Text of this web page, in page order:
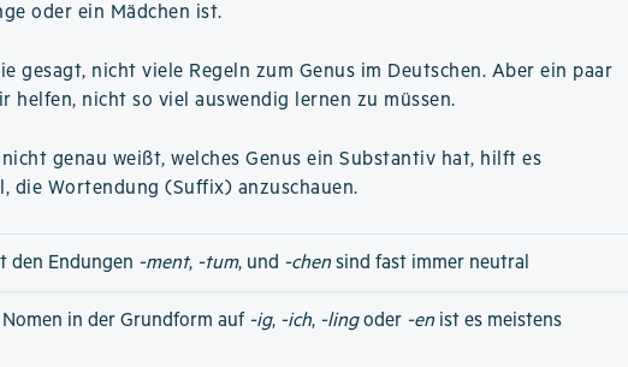
oder ein Mädchen ist.
gesagt, nicht viele Regeln zum Genus im Deutschen. Aber ein paar
helfen, nicht so viel auswendig lernen zu müssen.
genau weißt, welches Genus ein Substantiv hat, hilft es
die Wortendung (Suffix) anzuschauen.
den Endungen -ment, -tum, und -chensind fast immer neutral
in der Grundform auf -ig, -ich, -lingoder -enist es meistens